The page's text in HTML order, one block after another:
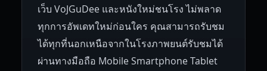
1938 1937 1930 1928 1916
Czech Republic Brazil Turkey
เว็บ VoJGuDee และหนังใหม่ชนโรง ไม่พลาด
ทุกการอัพเดทใหม่ก่อนใคร คุณสามารถรับชม
ได้ทุกที่นอกเหนือจากในโรงภาพยนต์รับชมได้
ผ่านทางมือถือ Mobile Smartphone Tablet